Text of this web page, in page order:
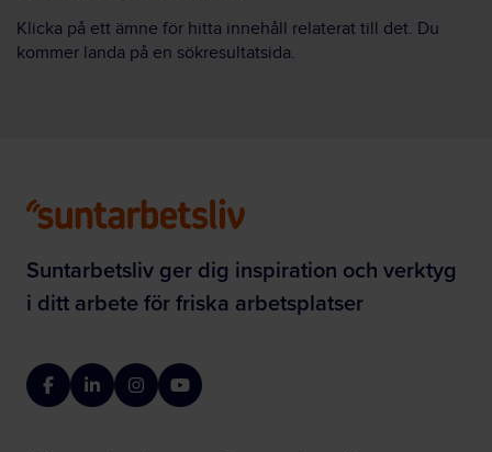
Klicka på ett ämne för hitta innehåll relaterat till det. Du
kommer landa på en sökresultatsida.
Suntarbetsliv ger dig inspiration och verktyg
i ditt arbete för friska arbetsplatser
FacebookLinkedInInstagramYouTube